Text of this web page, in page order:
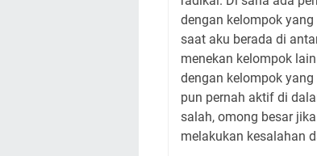
dengan kelompok
saat aku berada di
menekan kelompok
dengan kelompok
pun pernah aktif di
salah, omong besar
melakukan kesalahan